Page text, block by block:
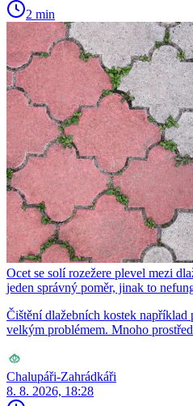
2 min
Ocet se solí rozežere plevel mezi
jeden správný poměr, jinak to
Čištění dlažebních kostek například
velkým problémem. Mnoho
Chalupáři-Zahrádkáři
8. 8. 2026, 18:28